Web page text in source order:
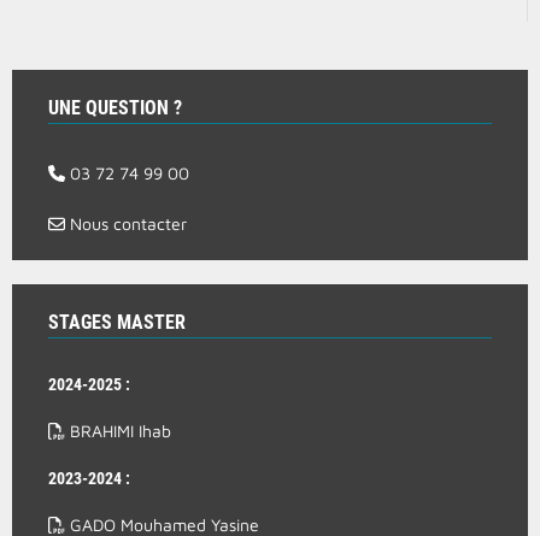
UNE QUESTION ?
03 72 74 99 00
Nous contacter
STAGES MASTER
2024-2025 :
BRAHIMI Ihab
2023-2024 :
GADO Mouhamed Yasine